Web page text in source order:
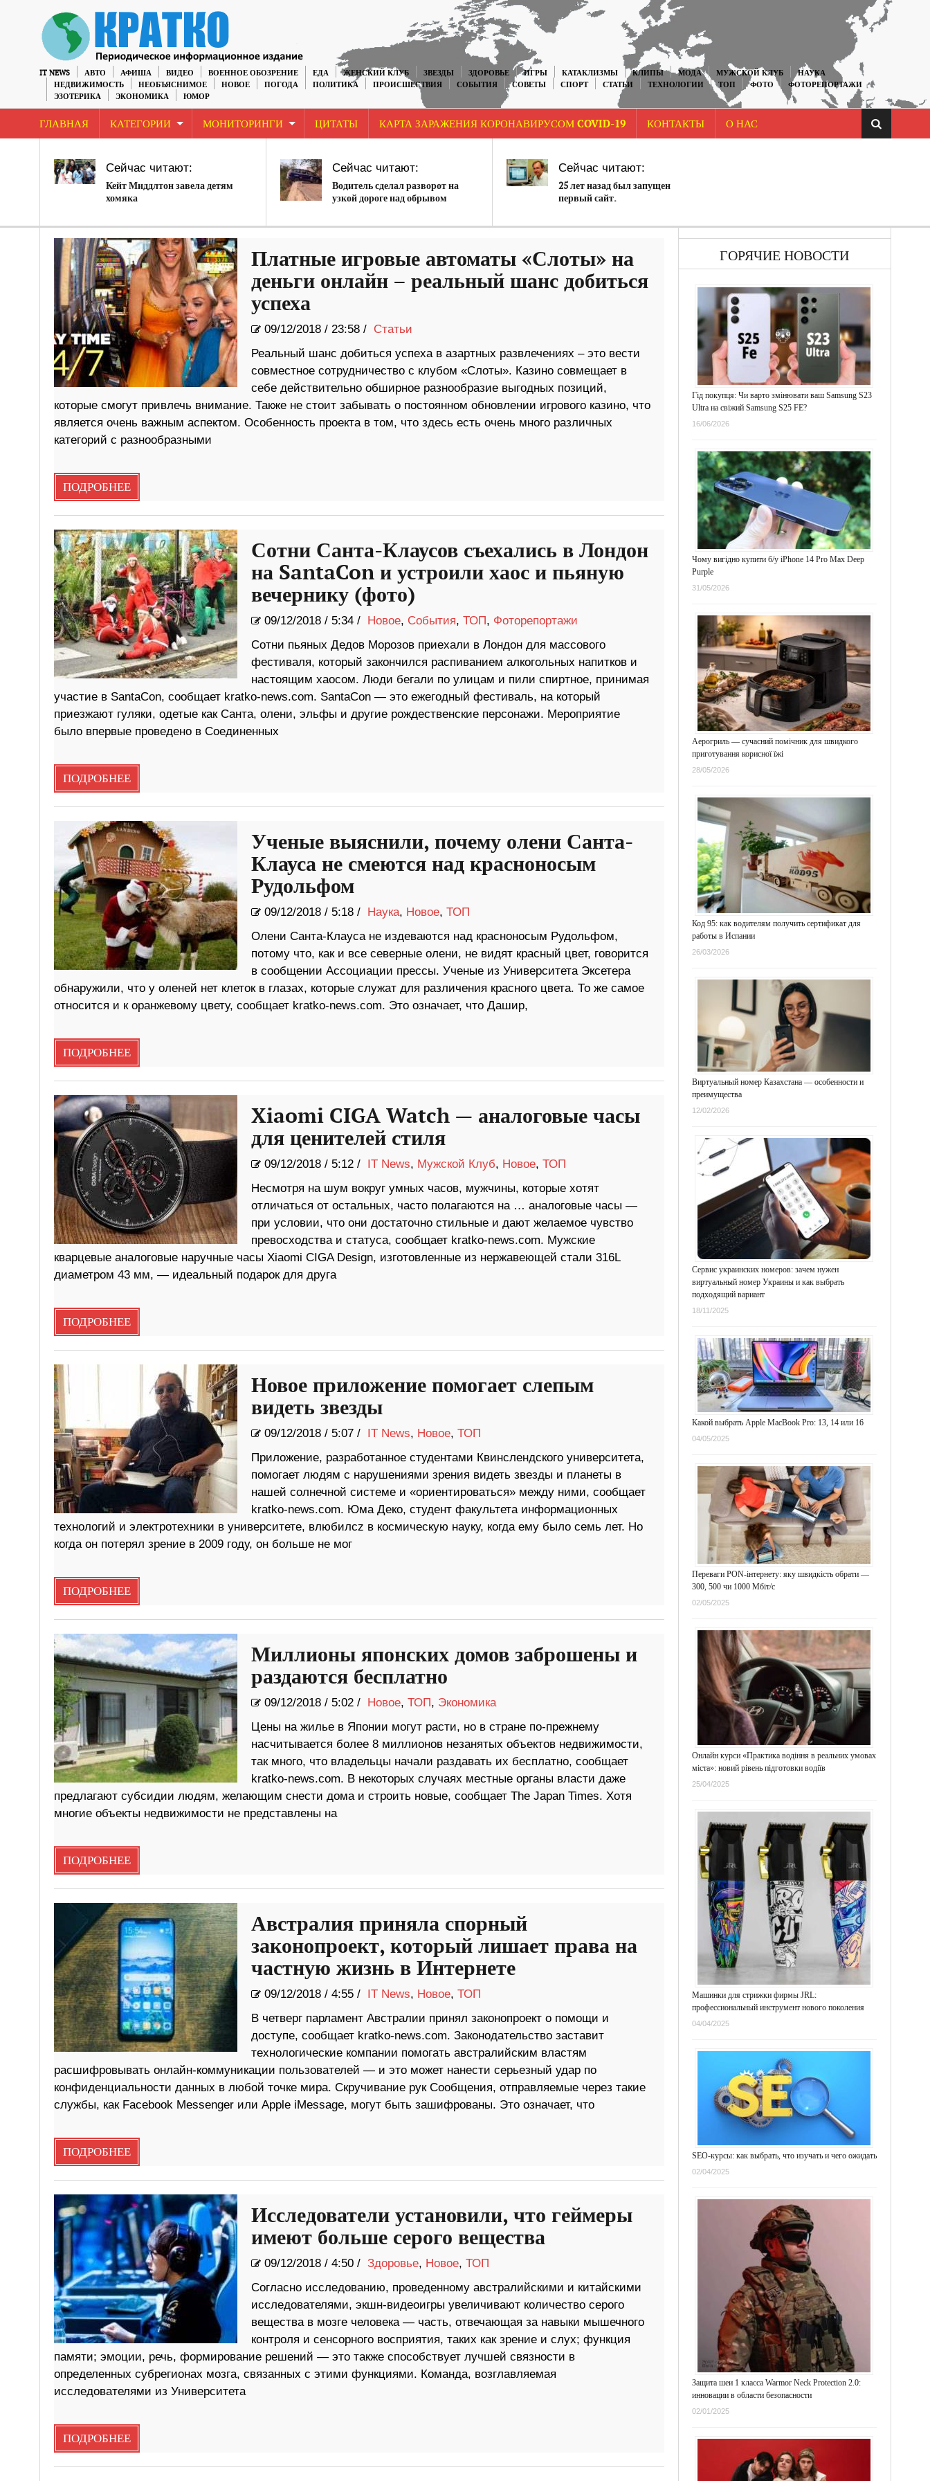
IT NEWS АВТО АФИША ВИДЕО ВОЕННОЕ ОБОЗРЕНИЕ ЕДА ЖЕНСКИЙ КЛУБ ЗВЕЗДЫ ЗДОРОВЬЕ ИГРЫ КАТАКЛИЗМЫ КЛИПЫ МОДА МУЖСКОЙ КЛУБ
НАУКА
НЕДВИЖИМОСТЬ
НЕОБЪЯСНИМОЕ НОВОЕ ПОГОДА ПОЛИТИКА ПРОИСШЕСТВИЯ СОБЫТИЯ СОВЕТЫ СПОРТ СТАТЬИ ТЕХНОЛОГИИ ТОП ФОТО
ФОТОРЕПОРТАЖИ
ЭЗОТЕРИКА
ЭКОНОМИКА ЮМОР
ГЛАВНАЯ КАТЕГОРИИ МОНИТОРИНГИ ЦИТАТЫ КАРТА ЗАРАЖЕНИЯ КОРОНАВИРУСОМ COVID-19 КОНТАКТЫ О НАС
Сейчас читают:
Кейт Миддлтон завела детям
хомяка
Сейчас читают:
Водитель сделал разворот на
узкой дороге над обрывом
Сейчас читают:
25 лет назад был запущен
первый сайт.
Платные игровые автоматы «Слоты» на
деньги онлайн – реальный шанс добиться
успеха
09/12/2018/ 23:58 / Статьи
Реальный шанс добиться успеха в азартных развлечениях – это вести
совместное сотрудничество с клубом «Слоты». Казино совмещает в
себе действительно обширное разнообразие выгодных позиций,
которые смогут привлечь внимание. Также не стоит забывать о постоянном обновлении игрового казино, что
является очень важным аспектом. Особенность проекта в том, что здесь есть очень много различных
категорий с разнообразными
ПОДРОБНЕЕ
Сотни Санта-Клаусов съехались в Лондон
на SantaCon и устроили хаос и пьяную
вечернику (фото)
09/12/2018/ 5:34 / Новое, События, ТОП, Фоторепортажи
Сотни пьяных Дедов Морозов приехали в Лондон для массового
фестиваля, который закончился распиванием алкогольных напитков и
настоящим хаосом. Люди бегали по улицам и пили спиртное, принимая
участие в SantaCon, сообщает kratko-news.com. SantaCon — это ежегодный фестиваль, на который
приезжают гуляки, одетые как Санта, олени, эльфы и другие рождественские персонажи. Мероприятие
было впервые проведено в Соединенных
ПОДРОБНЕЕ
Ученые выяснили, почему олени Санта-
Клауса не смеются над красноносым
Рудольфом
09/12/2018/ 5:18 / Наука, Новое, ТОП
Олени Санта-Клауса не издеваются над красноносым Рудольфом,
потому что, как и все северные олени, не видят красный цвет, говорится
в сообщении Ассоциации прессы. Ученые из Университета Эксетера
обнаружили, что у оленей нет клеток в глазах, которые служат для различения красного цвета. То же самое
относится и к оранжевому цвету, сообщает kratko-news.com. Это означает, что Дашир,
ПОДРОБНЕЕ
Xiaomi CIGA Watch — аналоговые часы
для ценителей стиля
09/12/2018/ 5:12 / IT News, Мужской Клуб, Новое, ТОП
Несмотря на шум вокруг умных часов, мужчины, которые хотят
отличаться от остальных, часто полагаются на … аналоговые часы —
при условии, что они достаточно стильные и дают желаемое чувство
превосходства и статуса, сообщает kratko-news.com. Мужские
кварцевые аналоговые наручные часы Xiaomi CIGA Design, изготовленные из нержавеющей стали 316L
диаметром 43 мм, — идеальный подарок для друга
ПОДРОБНЕЕ
Новое приложение помогает слепым
видеть звезды
09/12/2018/ 5:07 / IT News, Новое, ТОП
Приложение, разработанное студентами Квинслендского университета,
помогает людям с нарушениями зрения видеть звезды и планеты в
нашей солнечной системе и «ориентироваться» между ними, сообщает
kratko-news.com. Юма Деко, студент факультета информационных
технологий и электротехники в университете, влюбилcz в космическую науку, когда ему было семь лет. Но
когда он потерял зрение в 2009 году, он больше не мог
ПОДРОБНЕЕ
Миллионы японских домов заброшены и
раздаются бесплатно
09/12/2018/ 5:02 / Новое, ТОП, Экономика
Цены на жилье в Японии могут расти, но в стране по-прежнему
насчитывается более 8 миллионов незанятых объектов недвижимости,
так много, что владельцы начали раздавать их бесплатно, сообщает
kratko-news.com. В некоторых случаях местные органы власти даже
предлагают субсидии людям, желающим снести дома и строить новые, сообщает The Japan Times. Хотя
многие объекты недвижимости не представлены на
ПОДРОБНЕЕ
Австралия приняла спорный
законопроект, который лишает права на
частную жизнь в Интернете
09/12/2018/ 4:55 / IT News, Новое, ТОП
В четверг парламент Австралии принял законопроект о помощи и
доступе, сообщает kratko-news.com. Законодательство заставит
технологические компании помогать австралийским властям
расшифровывать онлайн-коммуникации пользователей — и это может нанести серьезный удар по
конфиденциальности данных в любой точке мира. Скручивание рук Сообщения, отправляемые через такие
службы, как Facebook Messenger или Apple iMessage, могут быть зашифрованы. Это означает, что
ПОДРОБНЕЕ
Исследователи установили, что геймеры
имеют больше серого вещества
09/12/2018/ 4:50 / Здоровье, Новое, ТОП
Согласно исследованию, проведенному австралийскими и китайскими
исследователями, экшн-видеоигры увеличивают количество серого
вещества в мозге человека — часть, отвечающая за навыки мышечного
контроля и сенсорного восприятия, таких как зрение и слух; функция
памяти; эмоции, речь, формирование решений — это также способствует лучшей связности в
определенных субрегионах мозга, связанных с этими функциями. Команда, возглавляемая
исследователями из Университета
ПОДРОБНЕЕ
ГОРЯЧИЕ НОВОСТИ
Гід покупця: Чи варто змінювати ваш Samsung S23
Ultra на свіжий Samsung S25 FE?
16/06/2026
Чому вигідно купити б/у iPhone 14 Pro Max Deep
Purple
31/05/2026
Аерогриль — сучасний помічник для швидкого
приготування корисної їжі
28/05/2026
Код 95: как водителям получить сертификат для
работы в Испании
26/03/2026
Виртуальный номер Казахстана — особенности и
преимущества
12/02/2026
Сервис украинских номеров: зачем нужен
виртуальный номер Украины и как выбрать
подходящий вариант
18/11/2025
Какой выбрать Apple MacBook Pro: 13, 14 или 16
04/05/2025
Переваги PON-інтернету: яку швидкість обрати —
300, 500 чи 1000 Мбіт/с
02/05/2025
Онлайн курси «Практика водіння в реальних умовах
міста»: новий рівень підготовки водіїв
25/04/2025
Машинки для стрижки фирмы JRL:
профессиональный инструмент нового поколения
04/04/2025
SEO-курсы: как выбрать, что изучать и чего ожидать
02/04/2025
Защита шеи 1 класса Warmor Neck Protection 2.0:
инновации в области безопасности
02/01/2025